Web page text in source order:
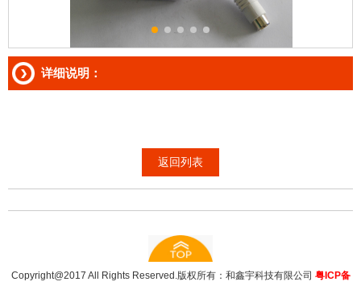
详细说明：
返回列表
Copyright@2017 All Rights Reserved.版权所有：和鑫宇科技有限公司 粤ICP备